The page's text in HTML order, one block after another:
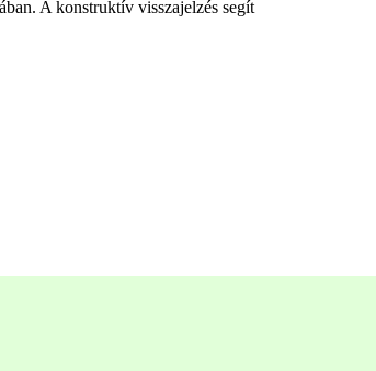
. A konstruktív visszajelzés segít